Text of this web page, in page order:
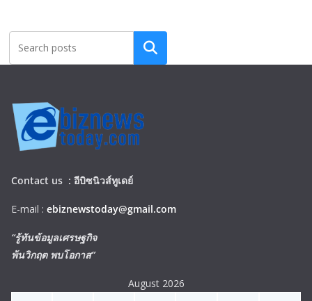
Search
Contact us : อีบิซนิวส์ทูเดย์
E-mail : ebiznewstoday@gmail.com
“รู้ทันข้อมูลเศรษฐกิจ
พ้นวิกฤต พบโอกาส”
August 2026